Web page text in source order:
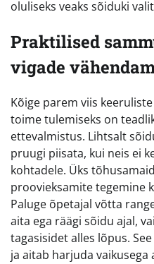
oluliseks veaks sõiduki
Praktilised
vigade
Kõige parem viis
toime tulemiseks on
ettevalmistus. Lihtsalt
pruugi piisata, kui neis ei
kohtadele. Üks
proovieksamite tegemine
Paluge õpetajal võtta
aita ega räägi sõidu ajal,
tagasisidet alles lõpus.
ja aitab harjuda vaikusega